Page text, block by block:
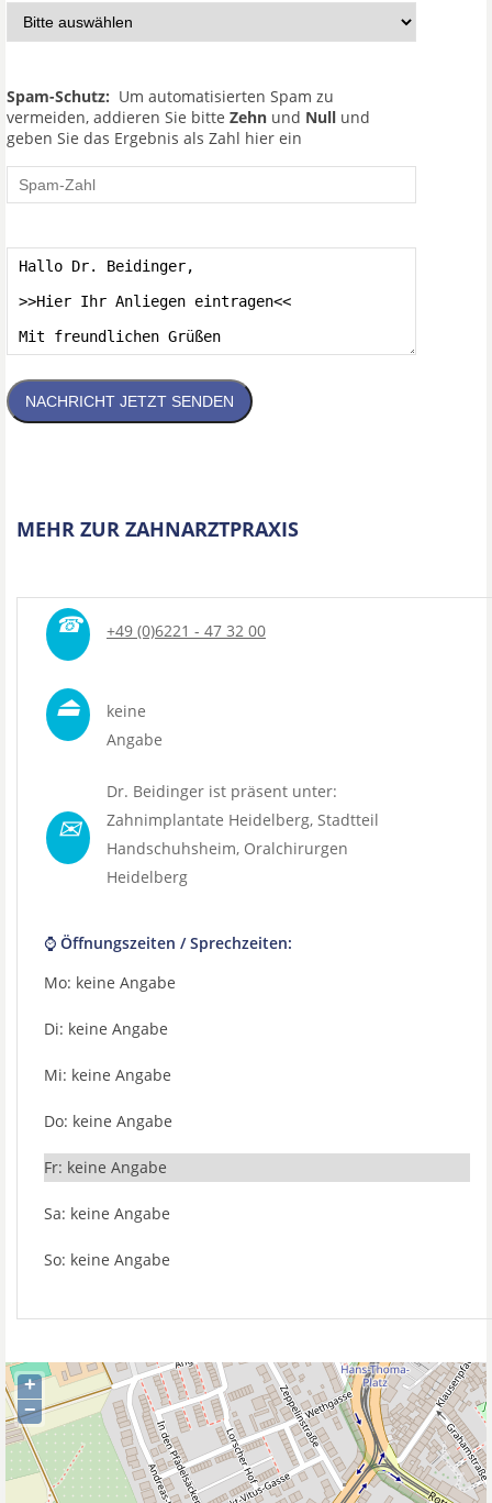
Spam-Schutz: Um automatisierten Spam zu
vermeiden, addieren Sie bitte Zehn und Null und
geben Sie das Ergebnis als Zahl hier ein
NACHRICHT JETZT SENDEN
MEHR ZUR ZAHNARZTPRAXIS
☎ +49 (0)6221 - 47 32 00
⏏
keine
Angabe
✉
Dr. Beidinger ist präsent unter:
Zahnimplantate Heidelberg, Stadtteil
Handschuhsheim, Oralchirurgen
Heidelberg
⌚ Öffnungszeiten / Sprechzeiten:
Mo: keine Angabe
Di: keine Angabe
Mi: keine Angabe
Do: keine Angabe
Fr: keine Angabe
Sa: keine Angabe
So: keine Angabe